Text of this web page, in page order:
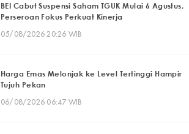
BEI Cabut Suspensi Saham TGUK Mulai 6 Agustus,
Perseroan Fokus Perkuat Kinerja
05/08/2026 20:26 WIB
Harga Emas Melonjak ke Level Tertinggi Hampir
Tujuh Pekan
06/08/2026 06:47 WIB